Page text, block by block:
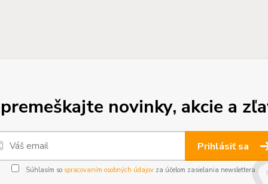
novinky, akcie a
Prihlásiť sa
Súhlasím so spracovaním osobných údajovza účelom zasielania newslettera.